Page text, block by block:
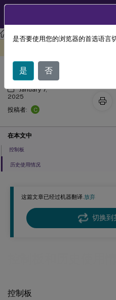
许可 许可 11.17.2 build 46000
这篇文章已经过机器翻译.放弃
切换到
控制板
控制板和历史使用
January 7,
2025
投稿者:
C
在本文中
控制板
历史使用情况
是否要使用您的浏览器的首选语言
是 否